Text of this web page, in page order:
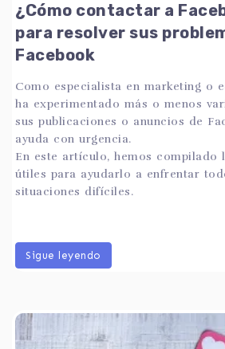
¿Cómo contactar a
para resolver sus
Facebook
Como especialista en marketing o
ha experimentado más o menos
sus publicaciones o anuncios de
ayuda con urgencia.
En este artículo, hemos compilado
útiles para ayudarlo a enfrentar
situaciones difíciles.
Sigue leyendo